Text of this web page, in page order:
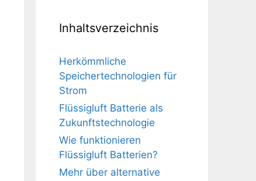
Inhaltsverzeichnis
Herkömmliche
Speichertechnologien für
Strom
Flüssigluft Batterie als
Zukunftstechnologie
Wie funktionieren
Flüssigluft Batterien?
Mehr über alternative